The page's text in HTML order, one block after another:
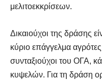
μελιτοεκκρίσεων.
Δικαιούχοι της δράσης
κύριο επάγγελμα
συνταξιούχοι του ΟΓΑ,
κυψελών. Για τη δράση